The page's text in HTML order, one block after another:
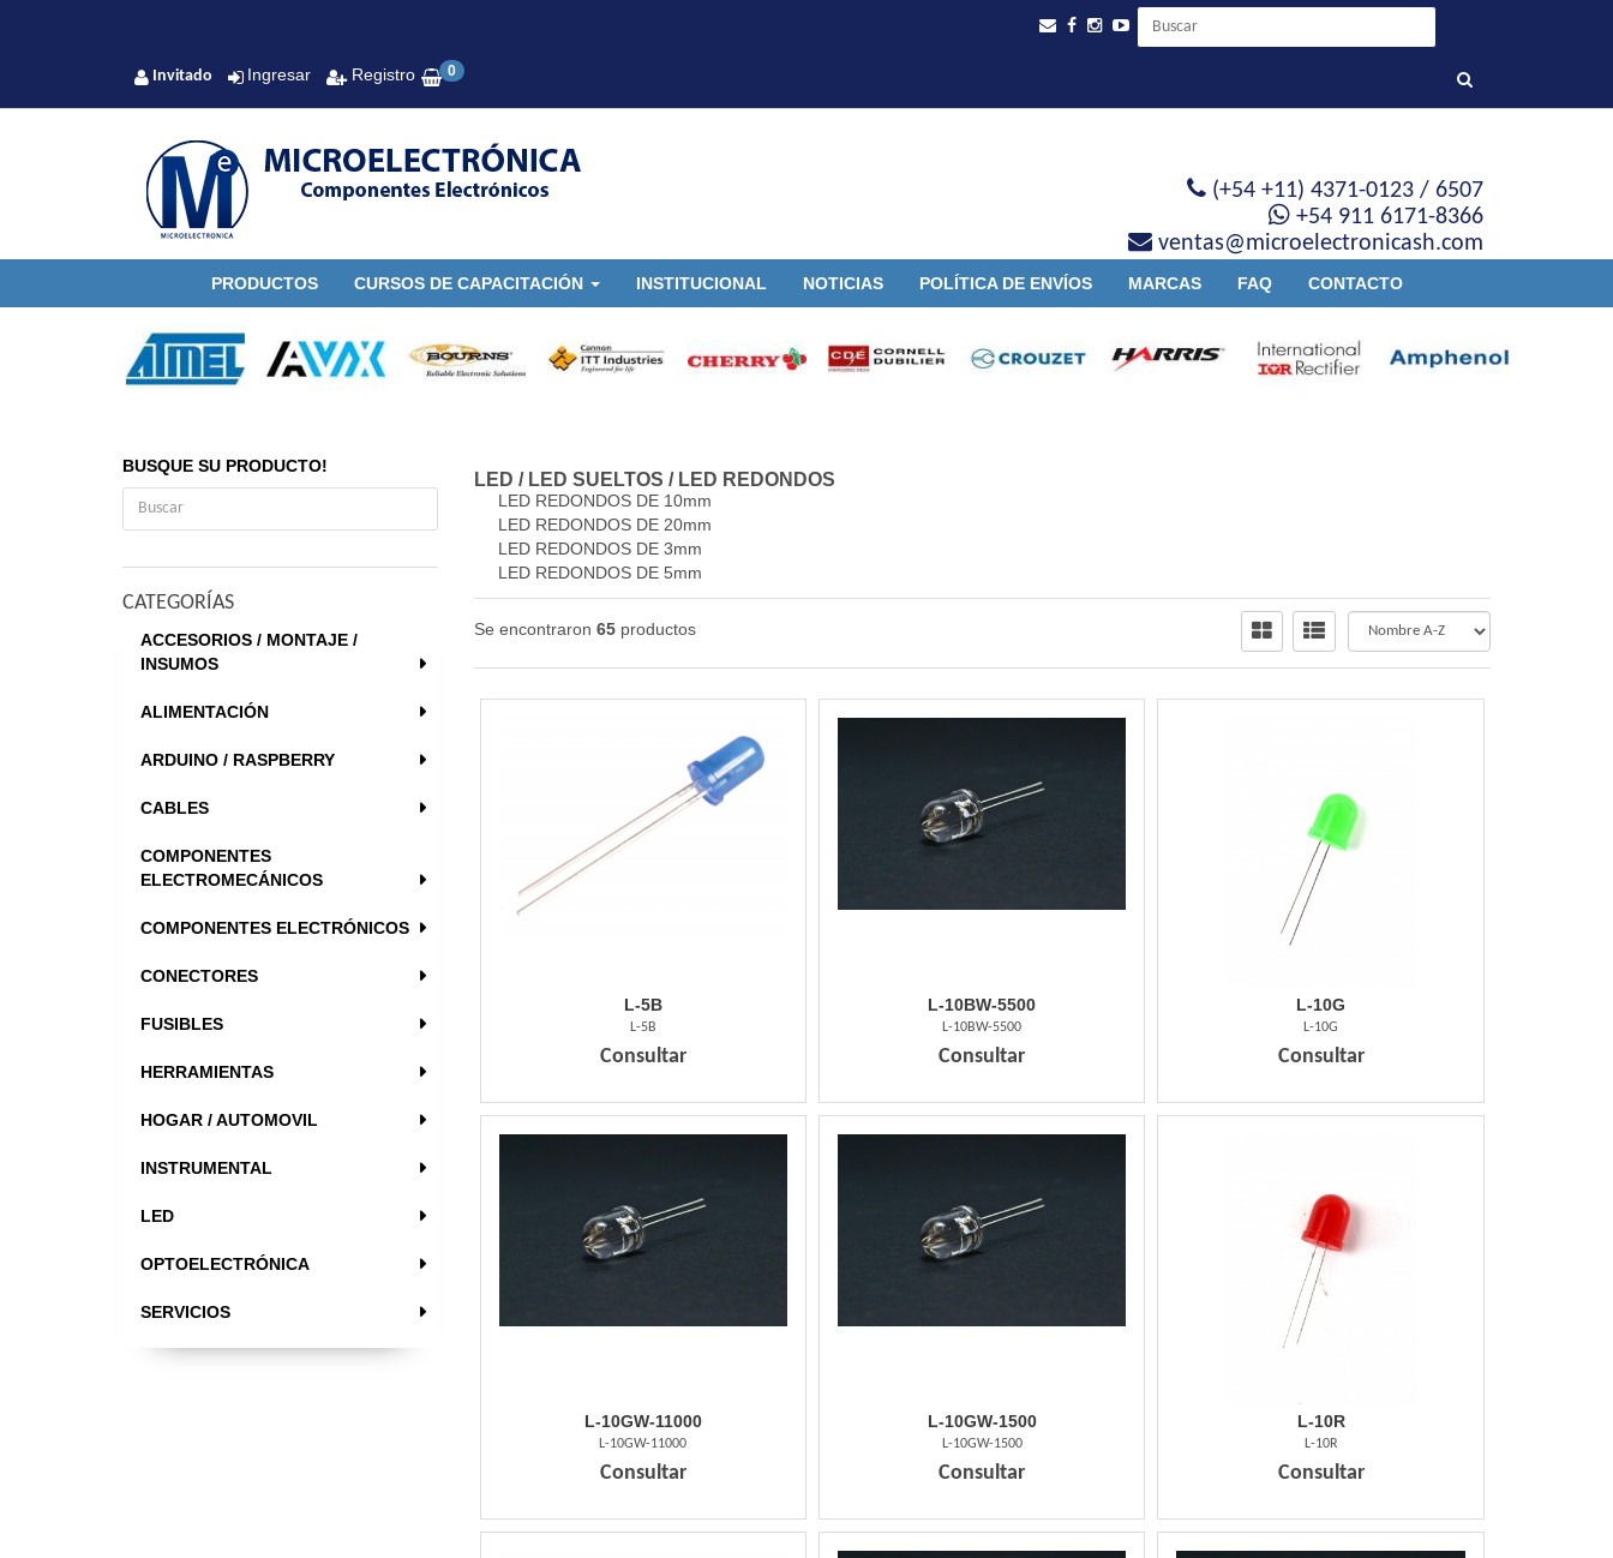
Invitado Ingresar Registro 0
PRODUCTOS CURSOS DE CAPACITACIÓN INSTITUCIONAL NOTICIAS POLÍTICA DE ENVÍOS MARCAS FAQ CONTACTO
(+54 +11) 4371-0123 / 6507
+54 911 6171-8366
ventas@microelectronicash.com
BUSQUE SU PRODUCTO!
CATEGORÍAS
ACCESORIOS / MONTAJE /
INSUMOS
ALIMENTACIÓN
ARDUINO / RASPBERRY
CABLES
COMPONENTES
ELECTROMECÁNICOS
COMPONENTES ELECTRÓNICOS
CONECTORES
FUSIBLES
HERRAMIENTAS
HOGAR / AUTOMOVIL
INSTRUMENTAL
LED
OPTOELECTRÓNICA
SERVICIOS
LED / LED SUELTOS / LED REDONDOS
LED REDONDOS DE 10mm
LED REDONDOS DE 20mm
LED REDONDOS DE 3mm
LED REDONDOS DE 5mm
Se encontraron 65 productos
L-5B
L-5B
Consultar
L-10BW-5500
L-10BW-5500
Consultar
L-10G
L-10G
Consultar
L-10GW-11000
L-10GW-11000
Consultar
L-10GW-1500
L-10GW-1500
Consultar
L-10R
L-10R
Consultar